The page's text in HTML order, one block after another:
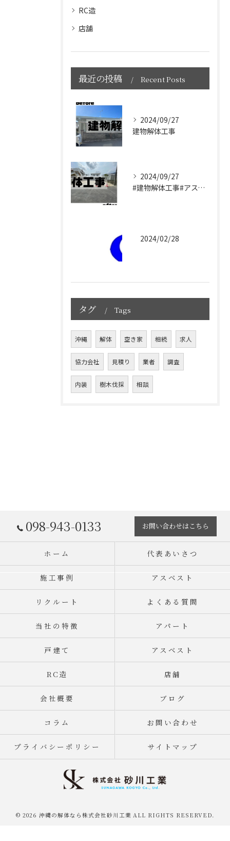
RC造
店舗
最近の投稿 Recent Posts
2024/09/27
建物解体工事
2024/09/27
#建物解体工事#アスベスト除去工事#宜野湾市#砂川工業
2024/02/28
タグ Tags
沖縄 解体 空き家 相続 求人
協力会社 見積り 業者 調査
内装 樹木伐採 相談
098-943-0133 お問い合わせはこちら
ホーム 代表あいさつ
施工事例 アスベスト
リクルート よくある質問
当社の特徴 アパート
戸建て アスベスト
RC造 店舗
会社概要 ブログ
コラム お問い合わせ
プライバシーポリシー サイトマップ
© 2026 沖縄の解体なら株式会社砂川工業 ALL RIGHTS RESERVED.